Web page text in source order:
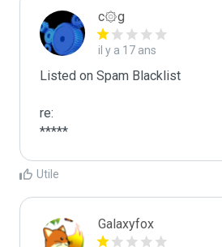
c۞g
il y a 17 ans
Listed on Spam Blacklist
re:
*****
Utile
Galaxyfox